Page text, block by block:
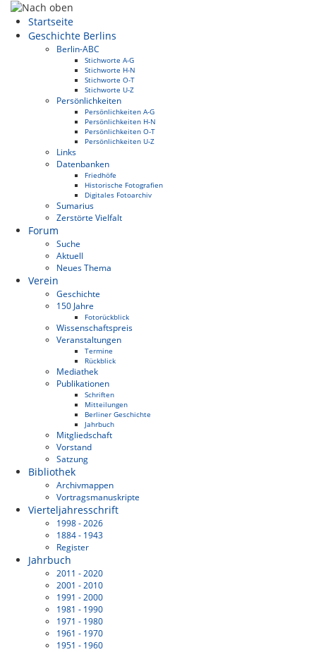
Startseite
Geschichte Berlins
Berlin-ABC
Stichworte A-G
Stichworte H-N
Stichworte O-T
Stichworte U-Z
Persönlichkeiten
Persönlichkeiten A-G
Persönlichkeiten H-N
Persönlichkeiten O-T
Persönlichkeiten U-Z
Links
Datenbanken
Friedhöfe
Historische Fotografien
Digitales Fotoarchiv
Sumarius
Zerstörte Vielfalt
Forum
Suche
Aktuell
Neues Thema
Verein
Geschichte
150 Jahre
Fotorückblick
Wissenschaftspreis
Veranstaltungen
Termine
Rückblick
Mediathek
Publikationen
Schriften
Mitteilungen
Berliner Geschichte
Jahrbuch
Mitgliedschaft
Vorstand
Satzung
Bibliothek
Archivmappen
Vortragsmanuskripte
Vierteljahresschrift
1998 - 2026
1884 - 1943
Register
Jahrbuch
2011 - 2020
2001 - 2010
1991 - 2000
1981 - 1990
1971 - 1980
1961 - 1970
1951 - 1960